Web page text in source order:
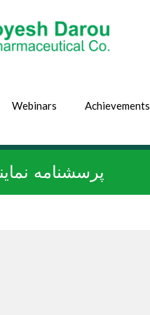
Webinars Achievements
پرسشنامه